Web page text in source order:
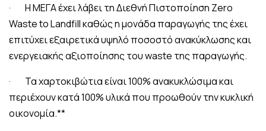
· Η ΜΕΓΑ έχει λάβει τη Διεθνή Πιστοποίηση Zero
Waste to Landfill καθώς η μονάδα παραγωγής της έχει
επιτύχει εξαιρετικά υψηλό ποσοστό ανακύκλωσης και
ενεργειακής αξιοποίησης του waste της παραγωγής.
· Τα χαρτοκιβώτια είναι 100% ανακυκλώσιμα και
περιέχουν κατά 100% υλικά που προωθούν την κυκλική
οικονομία.**